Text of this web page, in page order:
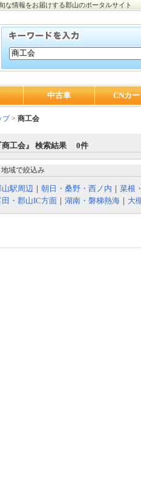
な情報をお届けする郡山のポータルサイト
中古車 CNカ
プ> 商工会
商工会』 検索結果 0件
域で絞込み
山駅周辺 ｜ 朝日・桑野・西ノ内 ｜ 菜根
田・郡山IC方面 ｜ 湖南・磐梯熱海 ｜ 大